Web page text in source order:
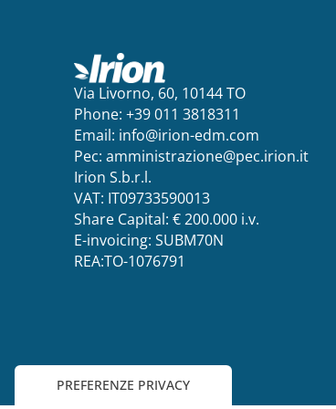
Via Livorno, 60, 10144 TO
Phone: +39 011 3818311
Email: info@irion-edm.com
Pec: amministrazione@pec.irion.it
Irion S.b.r.l.
VAT: IT09733590013
Share Capital: € 200.000 i.v.
E-invoicing: SUBM70N
REA:TO-1076791